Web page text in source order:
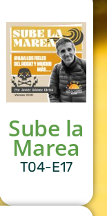
Sube la
Marea
T04-E17